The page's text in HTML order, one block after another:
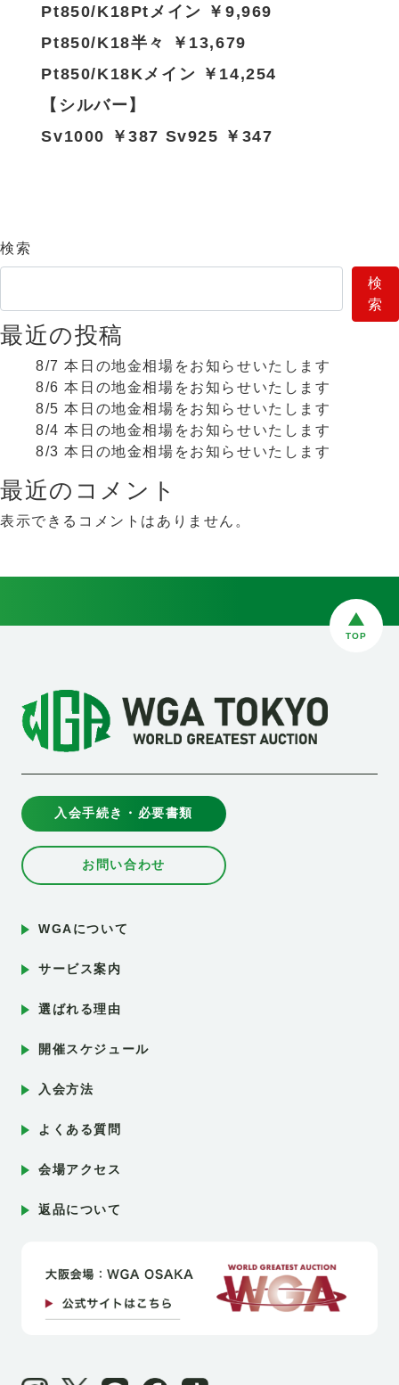
Pt850/K18Ptメイン ￥9,969
Pt850/K18半々 ￥13,679
Pt850/K18Kメイン ￥14,254
【シルバー】
Sv1000 ￥387 Sv925 ￥347
検索
検
索
最近の投稿
8/7 本日の地金相場をお知らせいたします
8/6 本日の地金相場をお知らせいたします
8/5 本日の地金相場をお知らせいたします
8/4 本日の地金相場をお知らせいたします
8/3 本日の地金相場をお知らせいたします
最近のコメント
表示できるコメントはありません。
TOP
入会手続き・必要書類
お問い合わせ
WGAについて
サービス案内
選ばれる理由
開催スケジュール
入会方法
よくある質問
会場アクセス
返品について